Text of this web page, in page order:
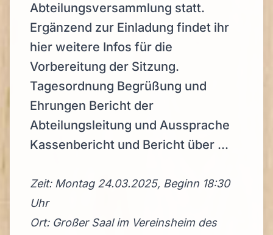
Abteilungsversammlung statt.
Ergänzend zur Einladung findet ihr
hier weitere Infos für die
Vorbereitung der Sitzung.
Tagesordnung Begrüßung und
Ehrungen Bericht der
Abteilungsleitung und Aussprache
Kassenbericht und Bericht über ...
Zeit: Montag 24.03.2025, Beginn 18:30
Uhr
Ort: Großer Saal im Vereinsheim des